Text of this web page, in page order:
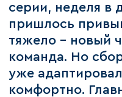
серии, неделя в
пришлось
тяжело - новый
команда. Но
уже
комфортно.